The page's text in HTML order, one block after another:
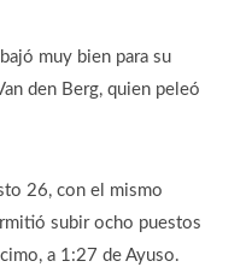
muy bien para su
den Berg, quien peleó
26, con el mismo
subir ocho puestos
a 1:27 de Ayuso.